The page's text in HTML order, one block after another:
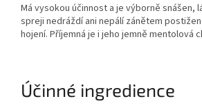
Má vysokou účinnost a je výborně snášen,
spreji nedráždí ani nepálí zánětem
hojení. Příjemná je i jeho jemně mentolová
Účinné ingredience